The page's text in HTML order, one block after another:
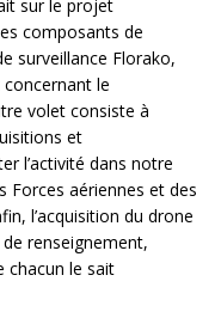
sur le projet
composants de
surveillance Florako,
le
volet consiste à
et
l’activité dans notre
Forces aériennes et des
l’acquisition du drone
renseignement,
chacun le sait